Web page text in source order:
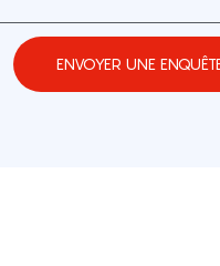
ENVOYER UNE